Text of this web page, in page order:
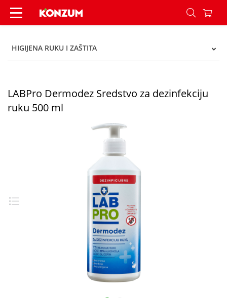
LABPro Dermodez Sredstvo za dezinfekciju ruku
HIGIJENA RUKU I ZAŠTITA
LABPro Dermodez Sredstvo za dezinfekciju
ruku 500 ml